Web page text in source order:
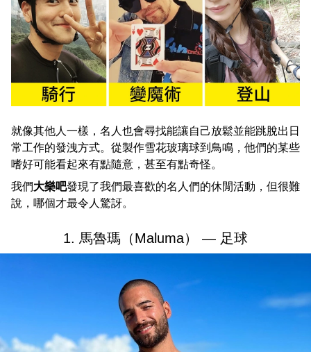
就像其他人一樣，名人也會尋找能讓自己放鬆並能跳脫出日
常工作的發洩方式。從製作雪花玻璃球到鳥鳴，他們的某些
嗜好可能看起來有點隨意，甚至有點奇怪。
我們大樂吧發現了我們最喜歡的名人們的休閒活動，但很難
說，哪個才最令人驚訝。
1. 馬魯瑪（Maluma） — 足球